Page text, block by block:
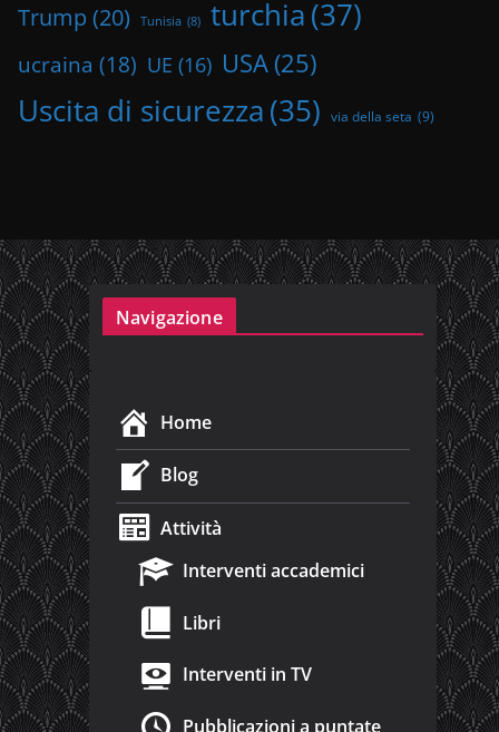
Trump (20) Tunisia (8) turchia(37)
ucraina (18) UE (16) USA (25)
Uscita di sicurezza(35) via della seta (9)
Navigazione
Home
Blog
Attività
Interventi accademici
Libri
Interventi in TV
Pubblicazioni a puntate